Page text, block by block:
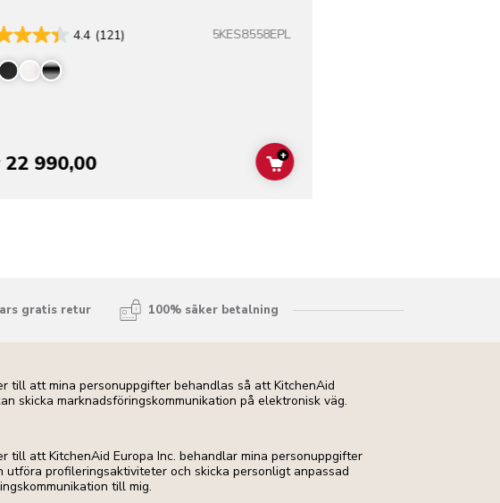
4.4 (121) 5KES8558EPL
990,00 ADD TO CART
+
gratis retur 100% säker betalning
till att mina personuppgifter behandlas så att KitchenAid
skicka marknadsföringskommunikation på elektronisk väg.
till att KitchenAid Europa Inc. behandlar mina personuppgifter
utföra profileringsaktiviteter och skicka personligt anpassad
till mig.